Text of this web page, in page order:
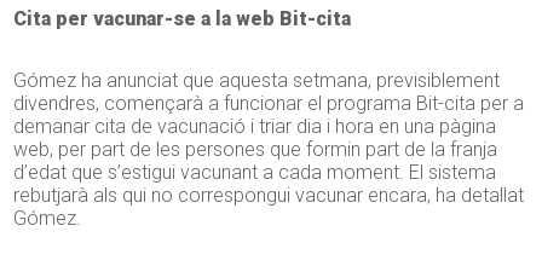
Cita per vacunar-se a la web Bit-cita
Gómez ha anunciat que aquesta setmana, previsiblement
divendres, començarà a funcionar el programa Bit-cita per a
demanar cita de vacunació i triar dia i hora en una pàgina
web, per part de les persones que formin part de la franja
d’edat que s’estigui vacunant a cada moment. El sistema
rebutjarà als qui no correspongui vacunar encara, ha detallat
Gómez.